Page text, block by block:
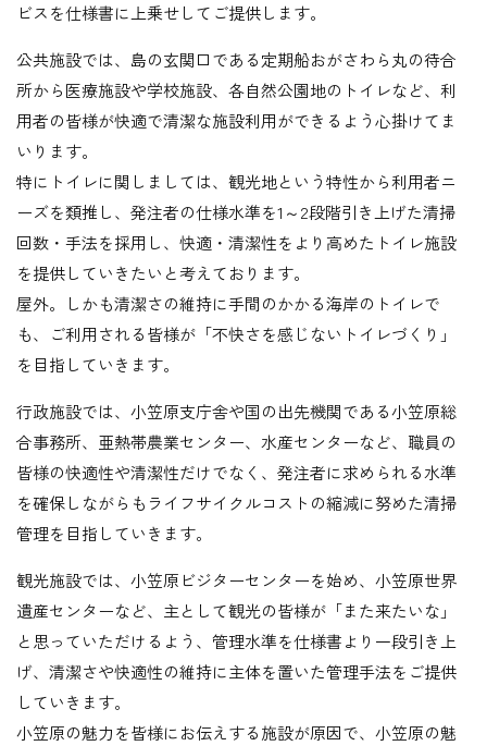
ビスを仕様書に上乗せしてご提供します。
公共施設では、島の玄関口である定期船おがさわら丸の待合
所から医療施設や学校施設、各自然公園地のトイレなど、利
用者の皆様が快適で清潔な施設利用ができるよう心掛けてま
いります。
特にトイレに関しましては、観光地という特性から利用者ニ
ーズを類推し、発注者の仕様水準を1～2段階引き上げた清掃
回数・手法を採用し、快適・清潔性をより高めたトイレ施設
を提供していきたいと考えております。
屋外。しかも清潔さの維持に手間のかかる海岸のトイレで
も、ご利用される皆様が「不快さを感じないトイレづくり」
を目指していきます。
行政施設では、小笠原支庁舎や国の出先機関である小笠原総
合事務所、亜熱帯農業センター、水産センターなど、職員の
皆様の快適性や清潔性だけでなく、発注者に求められる水準
を確保しながらもライフサイクルコストの縮減に努めた清掃
管理を目指していきます。
観光施設では、小笠原ビジターセンターを始め、小笠原世界
遺産センターなど、主として観光の皆様が「また来たいな」
と思っていただけるよう、管理水準を仕様書より一段引き上
げ、清潔さや快適性の維持に主体を置いた管理手法をご提供
していきます。
小笠原の魅力を皆様にお伝えする施設が原因で、小笠原の魅